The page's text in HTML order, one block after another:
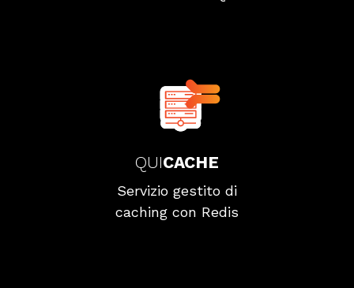
QUICACHE
Servizio gestito di
caching con Redis